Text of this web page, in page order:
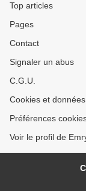
Top articles
Pages
Contact
Signaler un abus
C.G.U.
Cookies et
Préférences
Voir le profil de